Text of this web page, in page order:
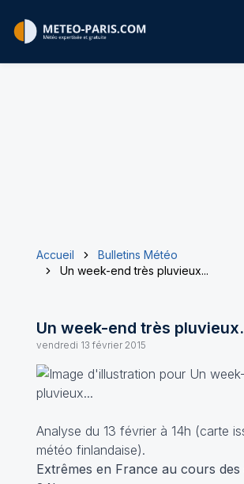
Accueil
Bulletins Météo
Un week-end très pluvieux...
Un week-end très
vendredi 13 février 2015
Analyse du 13 février à 14h (carte
météo finlandaise).
Extrêmes en France au cours des